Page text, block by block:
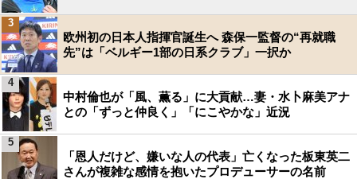
欧州初の日本人指揮官誕生へ 森保一監督の“再就職
先”は「ベルギー1部の日系クラブ」一択か
3
中村倫也が「風、薫る」に大貢献…妻・水卜麻美アナ
との「ずっと仲良く」「にこやかな」近況
4
「恩人だけど、嫌いな人の代表」亡くなった板東英二
さんが複雑な感情を抱いたプロデューサーの名前
5